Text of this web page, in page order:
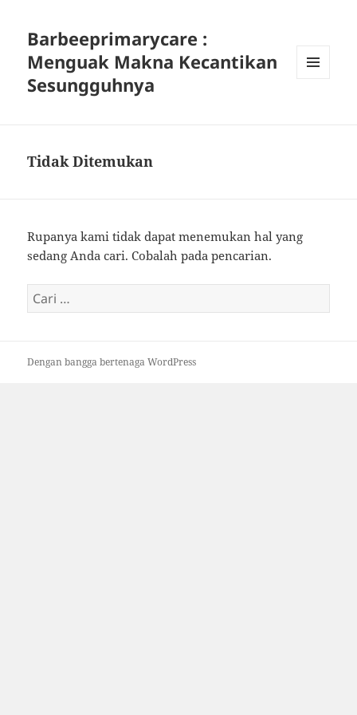
Barbeeprimarycare :
Menguak Makna Kecantikan
Sesungguhnya
Tidak Ditemukan
Rupanya kami tidak dapat menemukan hal yang
sedang Anda cari. Cobalah pada pencarian.
Cari
untuk:
Dengan bangga bertenaga WordPress